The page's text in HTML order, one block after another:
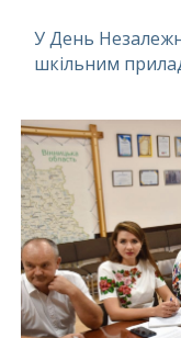
У День
шкільним